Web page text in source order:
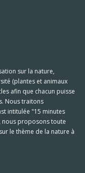
sur la nature,
(plantes et animaux
afin que chacun puisse
Nous traitons
intitulée "15 minutes
nous proposons toute
le thème de la nature à